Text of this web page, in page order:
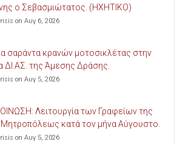
ο Σεβασμιώτατος. (ΗΧΗΤΙΚΟ)
on Αυγ 6, 2026
σαράντα κρανών μοτοσικλέτας στην
ΔΙ.ΑΣ. της Άμεσης Δράσης.
on Αυγ 5, 2026
Λειτουργία των Γραφείων της
Μητροπόλεως κατά τον μήνα Αύγουστο.
on Αυγ 5, 2026